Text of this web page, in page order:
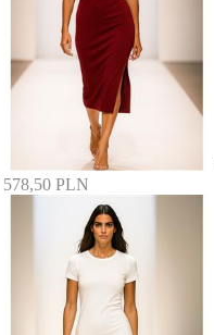
578,50 PLN